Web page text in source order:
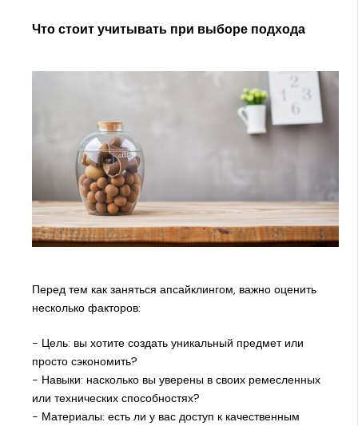
Что стоит учитывать при выборе подхода
Перед тем как заняться апсайклингом, важно оценить
несколько факторов:
- Цель: вы хотите создать уникальный предмет или
просто сэкономить?
- Навыки: насколько вы уверены в своих ремесленных
или технических способностях?
- Материалы: есть ли у вас доступ к качественным